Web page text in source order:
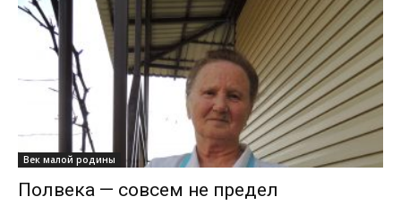
Век малой родины
Полвека — совсем не предел